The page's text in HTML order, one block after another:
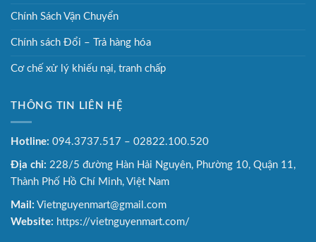
Chính Sách Vận Chuyển
Chính sách Đổi – Trả hàng hóa
Cơ chế xử lý khiếu nại, tranh chấp
THÔNG TIN LIÊN HỆ
Hotline: 094.3737.517 – 02822.100.520
Địa chỉ: 228/5 đường Hàn Hải Nguyên, Phường 10, Quận 11,
Thành Phố Hồ Chí Minh, Việt Nam
Mail: Vietnguyenmart@gmail.com
Website: https://vietnguyenmart.com/